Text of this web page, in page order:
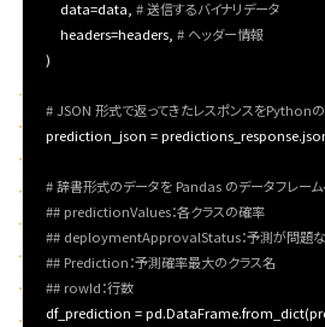
       data=data,
# 送信するバイナリデータ
       headers=headers,
# ヘッダー情報
   )
# JSON 形式で返ってきたレスポンスをPython
prediction_json =
# 辞書形式のデータを Pandas のデータフレー
## predictionValues：各クラスの確率
## deploymentApprovalStatus：予測が問題な
## Prediction：予測確率最大のクラス名
## rowId：行数
df_prediction =